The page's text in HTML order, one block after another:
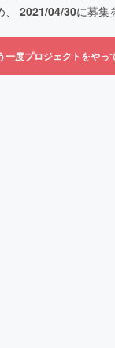
2021/04/30に募集
一度プロジェクトをやっ